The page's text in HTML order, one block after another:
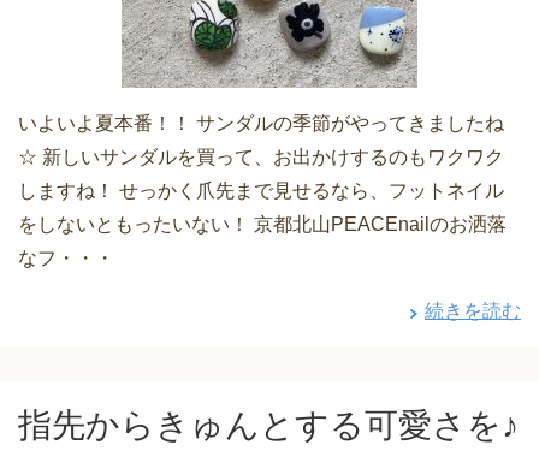
いよいよ夏本番！！ サンダルの季節がやってきましたね
☆ 新しいサンダルを買って、お出かけするのもワクワク
しますね！ せっかく爪先まで見せるなら、フットネイル
をしないともったいない！ 京都北山PEACEnailのお洒落
なフ・・・
続きを読む
指先からきゅんとする可愛さを♪